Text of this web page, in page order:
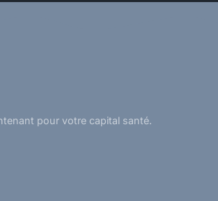
pour votre capital santé.